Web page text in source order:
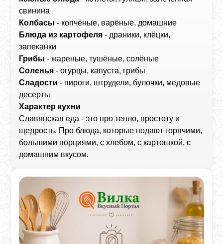
свинина
Колбасы - копчёные, варёные, домашние
Блюда из картофеля - драники, клёцки,
запеканки
Грибы - жареные, тушёные, солёные
Соленья - огурцы, капуста, грибы
Сладости - пироги, штрудели, булочки, медовые
десерты
Характер кухни
Славянская еда - это про тепло, простоту и
щедрость. Про блюда, которые подают горячими,
большими порциями, с хлебом, с картошкой, с
домашним вкусом.